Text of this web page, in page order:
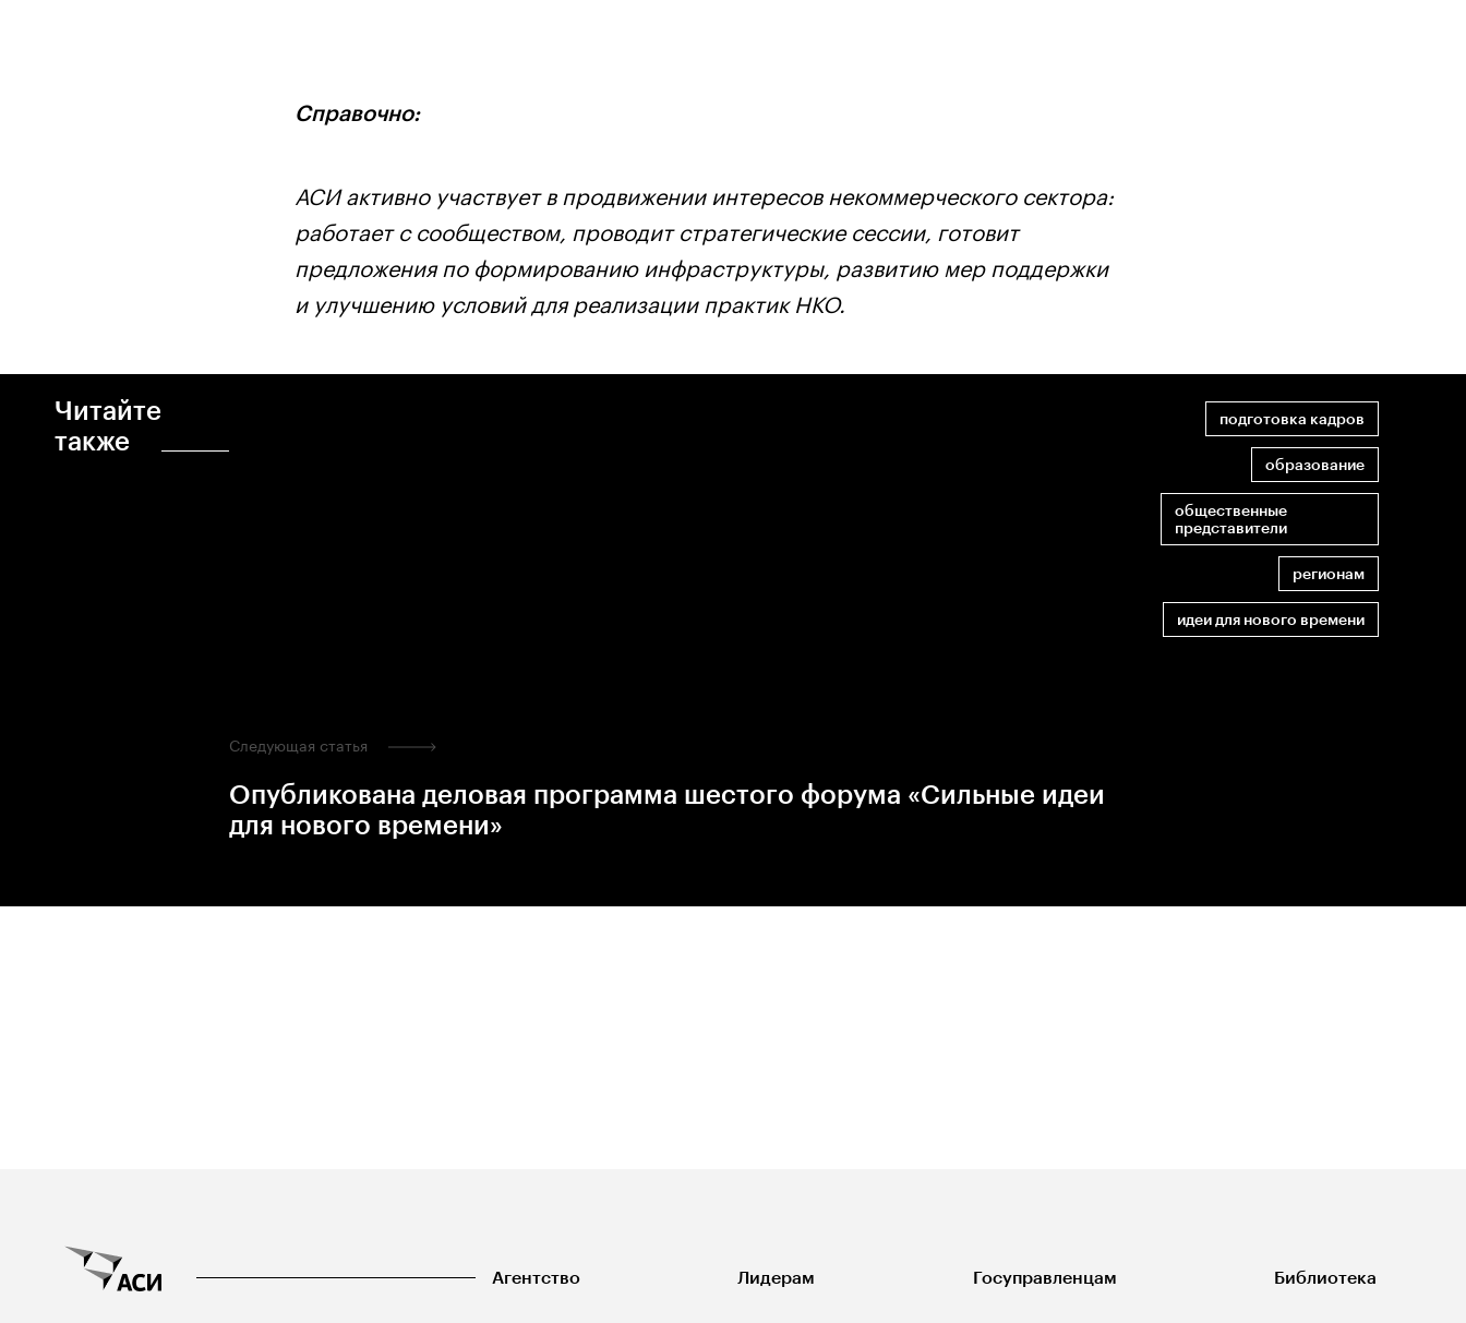
Справочно:
АСИ активно участвует в продвижении интересов некоммерческого сектора:
работает с сообществом, проводит стратегические сессии, готовит
предложения по формированию инфраструктуры, развитию мер поддержки
и улучшению условий для реализации практик НКО.
Читайте
также
подготовка кадров
образование
общественные
представители
регионам
идеи для нового времени
Следующая статья
Опубликована деловая программа шестого форума «Сильные идеи
для нового времени»
Агентство Лидерам Госуправленцам Библиотека